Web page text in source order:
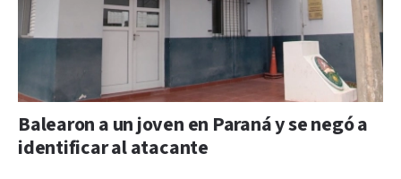
Balearon a un joven en Paraná y se negó a
identificar al atacante